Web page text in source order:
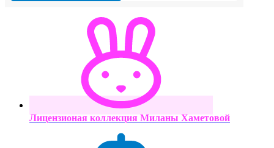
Лицензионая коллекция Миланы Хаметовой